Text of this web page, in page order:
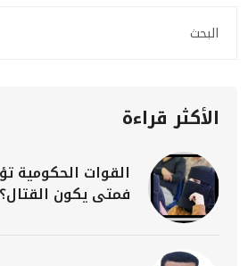
الأكثر قراءة
القوات الحكومية
فمتى يكون القتال؟